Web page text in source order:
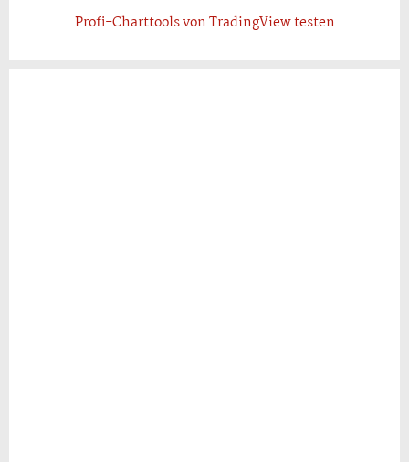
Profi-Charttools von TradingView testen